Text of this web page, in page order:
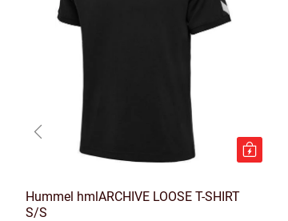
Hummel hmlARCHIVE LOOSE T-SHIRT
S/S